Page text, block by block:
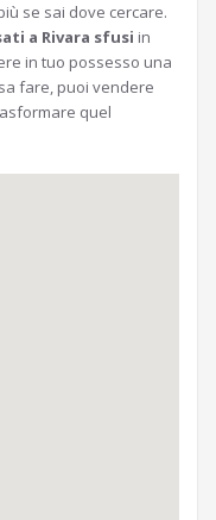
se sai dove cercare.
a Rivara sfusi in
in tuo possesso una
fare, puoi vendere
quel